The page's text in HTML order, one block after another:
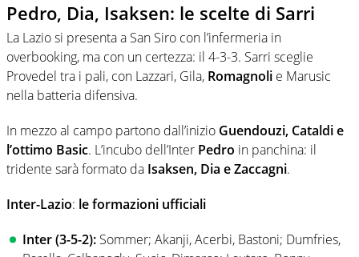
Pedro, Dia, Isaksen: le scelte di Sarri
La Lazio si presenta a San Siro con l’infermeria in
overbooking, ma con un certezza: il 4-3-3. Sarri sceglie
Provedel tra i pali, con Lazzari, Gila, Romagnoli e Marusic
nella batteria difensiva.
In mezzo al campo partono dall’inizio Guendouzi, Cataldi e
l’ottimo Basic. L’incubo dell’Inter Pedro in panchina: il
tridente sarà formato da Isaksen, Dia e Zaccagni.
Inter-Lazio: le formazioni ufficiali
Inter (3-5-2): Sommer; Akanji, Acerbi, Bastoni; Dumfries,